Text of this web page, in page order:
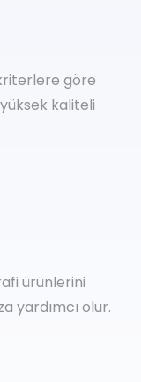
göre
kaliteli
ürünlerini
yardımcı olur.